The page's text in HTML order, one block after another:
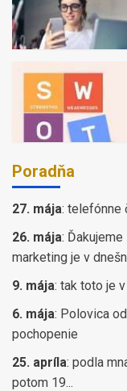
Poradňa
27. mája: telefónne
26. mája:
marketing je v
9. mája: tak toto je
6. mája: Polovica
pochopenie
25. apríla: podla
potom 19...